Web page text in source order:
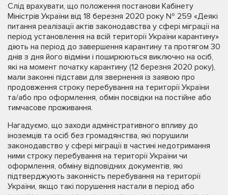
Слід врахувати, що положення постанови Кабінету
Міністрів України від 18 березня 2020 року № 259 «Деякі
питання реалізації актів законодавства у сфері міграції на
період установлення на всій території України карантину»
діють на період до завершення карантину та протягом 30
днів з дня його відміни і поширюються виключно на осіб,
які на момент початку карантину (12 березня 2020 року),
мали законні підстави для звернення із заявою про
продовження строку перебування на території України
та/або про оформлення, обмін посвідки на постійне або
тимчасове проживання.
Нагадуємо, що заходи адміністративного впливу до
іноземців та осіб без громадянства, які порушили
законодавство у сфері міграції в частині недотримання
ними строку перебування на території України чи
оформлення, обміну відповідних документів, які
підтверджують законність перебування на території
України, якщо такі порушення настали в період або